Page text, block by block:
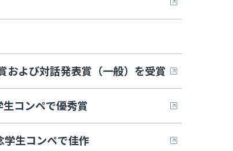
および対話発表賞（一般）を受賞
コンペで優秀賞
学生コンペで佳作